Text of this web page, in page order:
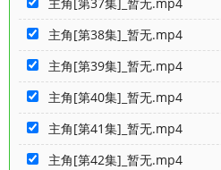
主角[第38集]_暂无.mp4
主角[第39集]_暂无.mp4
主角[第40集]_暂无.mp4
主角[第41集]_暂无.mp4
主角[第42集]_暂无.mp4